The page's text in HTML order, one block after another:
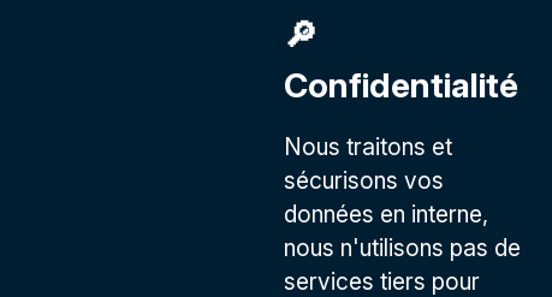
🔎
Confidentialité
Nous traitons et
sécurisons vos
données en interne,
nous n'utilisons pas de
services tiers pour